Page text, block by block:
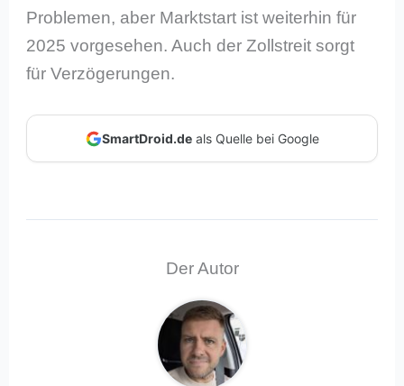
Problemen, aber Marktstart ist weiterhin für
2025 vorgesehen. Auch der Zollstreit sorgt
für Verzögerungen.
SmartDroid.deals Quelle bei Google
Der Autor